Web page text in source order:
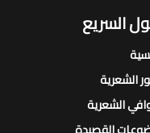
السريع
الشعرية​
الشعرية​